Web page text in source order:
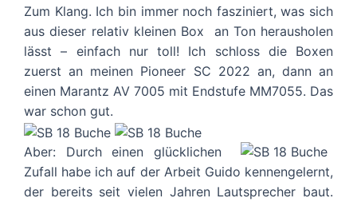
Zum Klang. Ich bin immer noch fasziniert, was sich
aus dieser relativ kleinen Box an Ton herausholen
lässt – einfach nur toll! Ich schloss die Boxen
zuerst an meinen Pioneer SC 2022 an, dann an
einen Marantz AV 7005 mit Endstufe MM7055. Das
war schon gut.
Aber: Durch einen glücklichen
Zufall habe ich auf der Arbeit Guido kennengelernt,
der bereits seit vielen Jahren Lautsprecher baut.